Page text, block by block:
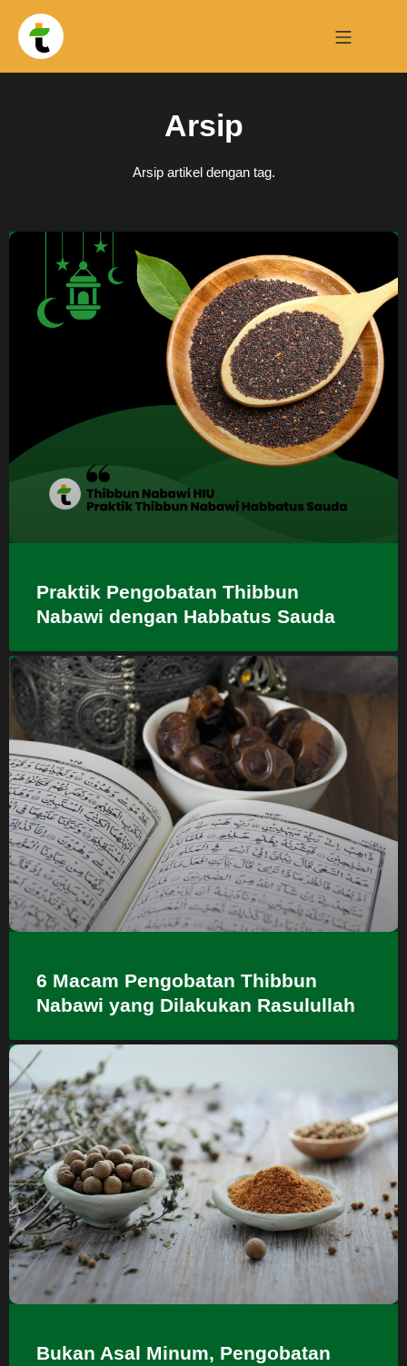
Arsip
Arsip artikel dengan tag.
Praktik Pengobatan Thibbun
Nabawi dengan Habbatus Sauda
6 Macam Pengobatan Thibbun
Nabawi yang Dilakukan Rasulullah
Bukan Asal Minum, Pengobatan